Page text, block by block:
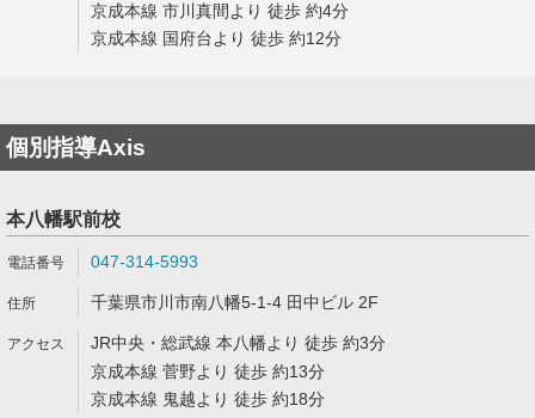
京成本線 市川真間より 徒歩 約4分
京成本線 国府台より 徒歩 約12分
個別指導Axis
本八幡駅前校
047-314-5993
千葉県市川市南八幡5-1-4 田中ビル 2F
JR中央・総武線 本八幡より 徒歩 約3分
京成本線 菅野より 徒歩 約13分
京成本線 鬼越より 徒歩 約18分